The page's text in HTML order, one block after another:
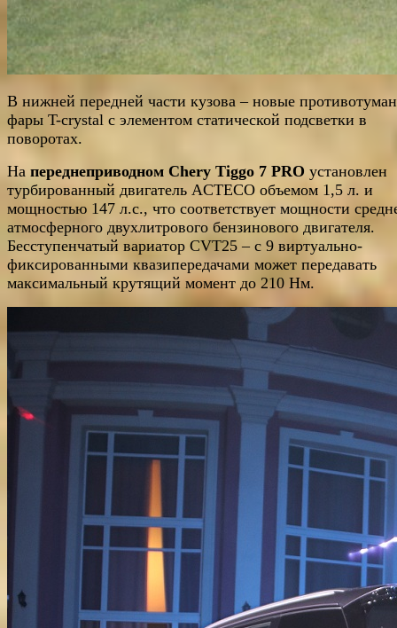
В нижней передней части кузова – новые
фары T-crystal с элементом статической подсветки в
поворотах.
На переднеприводном Chery Tiggo 7 PRO установлен
турбированный двигатель ACTECO объемом 1,5 л. и
мощностью 147 л.с., что соответствует мощности
атмосферного двухлитрового бензинового двигателя.
Бесступенчатый вариатор CVT25 – с 9 виртуально-
фиксированными квазипередачами может передавать
максимальный крутящий момент до 210 Нм.